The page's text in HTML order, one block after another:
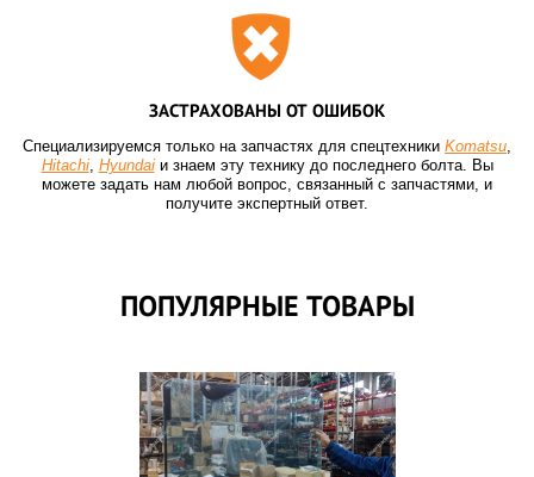
ЗАСТРАХОВАНЫ ОТ ОШИБОК
Специализируемся только на запчастях для спецтехники Komatsu,
Hitachi, Hyundaiи знаем эту технику до последнего болта. Вы
можете задать нам любой вопрос, связанный с запчастями, и
получите экспертный ответ.
ПОПУЛЯРНЫЕ ТОВАРЫ